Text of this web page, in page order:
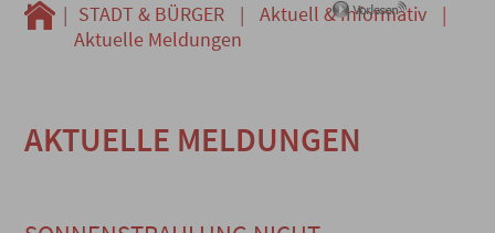
| STADT & BÜRGER | Aktuell & Informativ
|
Aktuelle Meldungen
AKTUELLE MELDUNGEN